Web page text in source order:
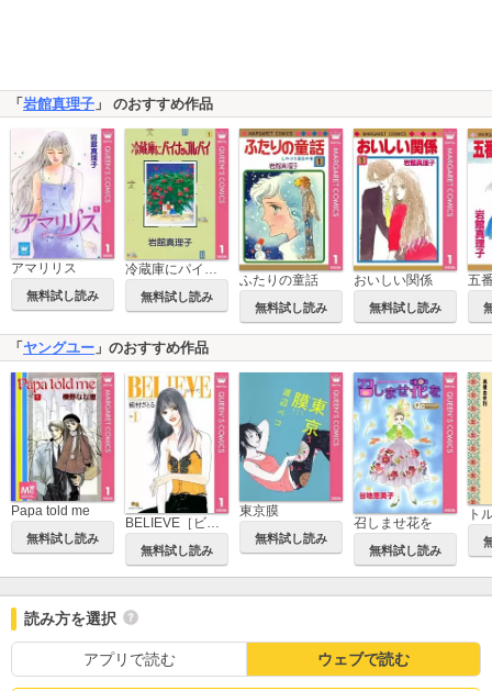
「 岩館真理子 」 のおすすめ作品
アマリリス
無料試し読み
冷蔵庫にパイナップル・パイ
無料試し読み
ふたりの童話
無料試し読み
おいしい関係
無料試し読み
五
「ヤングユー 」のおすすめ作品
Papa told me
無料試し読み
BELIEVE［ビリーヴ］
無料試し読み
東京膜
無料試し読み
召しませ花を
無料試し読み
読み方を選択
アプリで読む ウェブで読む